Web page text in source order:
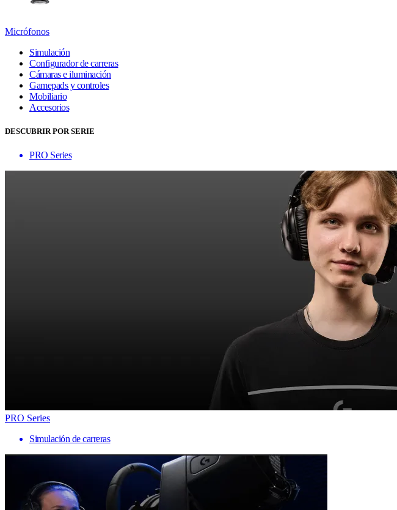
Micrófonos
Simulación
Configurador de carreras
Cámaras e iluminación
Gamepads y controles
Mobiliario
Accesorios
DESCUBRIR POR SERIE
PRO Series
PRO Series
Simulación de carreras